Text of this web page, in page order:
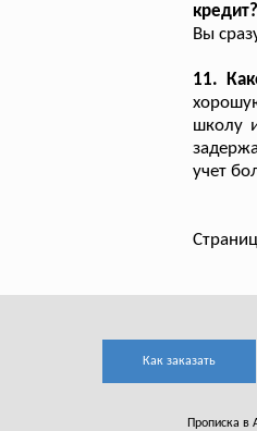
Вы
11.
школу
учет
Как заказать
Прописка в